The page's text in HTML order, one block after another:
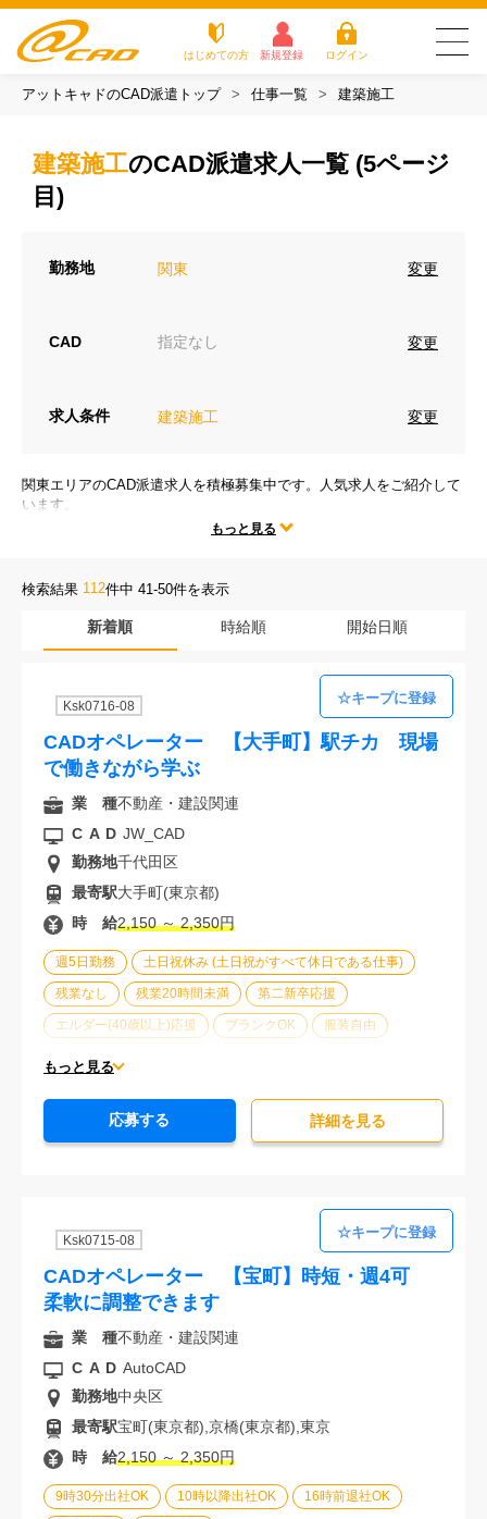
はじめての方 新規登録 ログイン
アットキャドが選ばれる3つの理由
お役立ちコラム
会社案内
お電話でのお問い合わせ
0120-630-660 大 阪 0120-057-727
0120-978-186
電話受付：平日 9:15～19:00
方
探す
ム
質問
アットキャドのCAD派遣トップ 仕事一覧 建築施工
建築施工のCAD派遣求人一覧 (5ページ
目)
勤務地 関東 変更
CAD 指定なし 変更
求人条件 建築施工 変更
関東エリアのCAD派遣求人を積極募集中です。人気求人をご紹介して
います。
テレワークや時短勤務、残業なしなどの人気な働き方だけではなく、
もっと見る
検索結果 112件中 41-50件を表示
新着順 時給順 開始日順
Ksk0716-08
CADオペレーター 【大手町】駅チカ 現場
で働きながら学ぶ
週5日勤務 土日祝休み (土日祝がすべて休日である仕事)
残業なし 残業20時間未満 第二新卒応援
エルダー(40歳以上)応援 ブランクOK 服装自由
駅から徒歩5分以内
もっと見る
業 種不動産・建設関連
CAD JW_CAD
勤務地千代田区
最寄駅大手町(東京都)
時 給2,150 ～ 2,350円
応募する 詳細を⾒る
Ksk0715-08
CADオペレーター 【宝町】時短・週4可
柔軟に調整できます
9時30分出社OK 10時以降出社OK 16時前退社OK
業 種不動産・建設関連
CAD AutoCAD
勤務地中央区
最寄駅宝町(東京都),京橋(東京都),東京
時 給2,150 ～ 2,350円